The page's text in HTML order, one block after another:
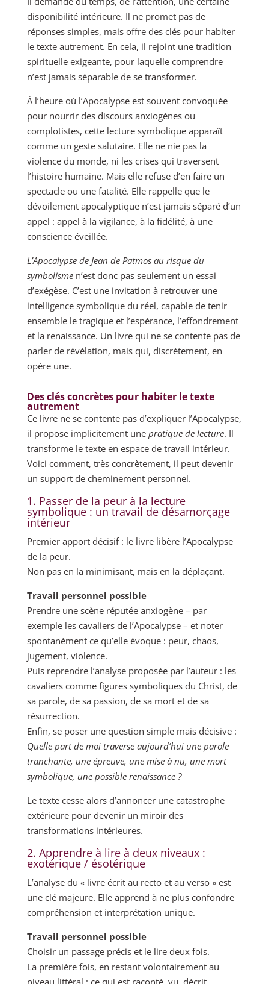
disponibilité intérieure. Il ne promet pas de
réponses simples, mais offre des clés pour habiter
le texte autrement. En cela, il rejoint une tradition
spirituelle exigeante, pour laquelle comprendre
n’est jamais séparable de se transformer.
À l’heure où l’Apocalypse est souvent convoquée
pour nourrir des discours anxiogènes ou
complotistes, cette lecture symbolique apparaît
comme un geste salutaire. Elle ne nie pas la
violence du monde, ni les crises qui traversent
l’histoire humaine. Mais elle refuse d’en faire un
spectacle ou une fatalité. Elle rappelle que le
dévoilement apocalyptique n’est jamais séparé d’un
appel : appel à la vigilance, à la fidélité, à une
conscience éveillée.
L’Apocalypse de Jean de Patmos au risque du
symbolismen’est donc pas seulement un essai
d’exégèse. C’est une invitation à retrouver une
intelligence symbolique du réel, capable de tenir
ensemble le tragique et l’espérance, l’effondrement
et la renaissance. Un livre qui ne se contente pas de
parler de révélation, mais qui, discrètement, en
opère une.
Des clés concrètes pour habiter le texte
autrement
Ce livre ne se contente pas d’expliquer l’Apocalypse,
il propose implicitement une pratique de lecture. Il
transforme le texte en espace de travail intérieur.
Voici comment, très concrètement, il peut devenir
un support de cheminement personnel.
1. Passer de la peur à la lecture
symbolique : un travail de désamorçage
intérieur
Premier apport décisif : le livre libère l’Apocalypse
de la peur.
Non pas en la minimisant, mais en la déplaçant.
Travail personnel possible
Prendre une scène réputée anxiogène – par
exemple les cavaliers de l’Apocalypse – et noter
spontanément ce qu’elle évoque : peur, chaos,
jugement, violence.
Puis reprendre l’analyse proposée par l’auteur : les
cavaliers comme figures symboliques du Christ, de
sa parole, de sa passion, de sa mort et de sa
résurrection.
Enfin, se poser une question simple mais décisive :
Quelle part de moi traverse aujourd’hui une parole
tranchante, une épreuve, une mise à nu, une mort
symbolique, une possible renaissance ?
Le texte cesse alors d’annoncer une catastrophe
extérieure pour devenir un miroir des
transformations intérieures.
2. Apprendre à lire à deux niveaux :
exotérique / ésotérique
L’analyse du « livre écrit au recto et au verso » est
une clé majeure. Elle apprend à ne plus confondre
compréhension et interprétation unique.
Travail personnel possible
Choisir un passage précis et le lire deux fois.
La première fois, en restant volontairement au
niveau littéral : ce qui est raconté, vu, décrit.